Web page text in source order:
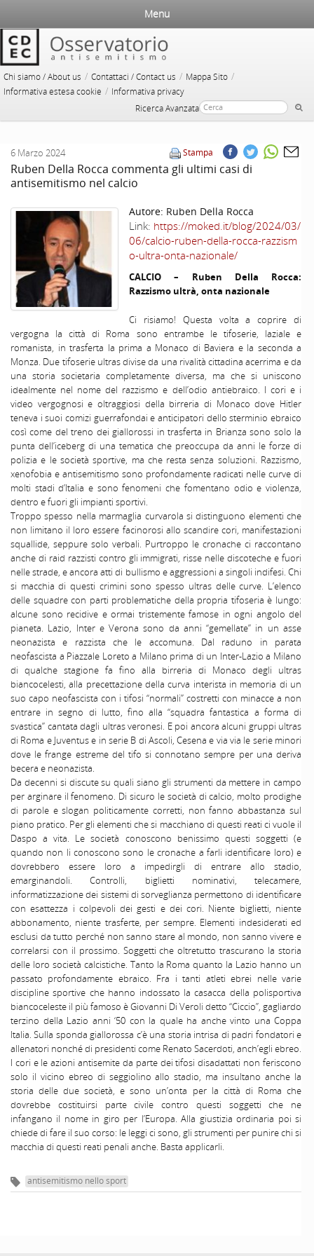
Chi siamo / About us / Contattaci / Contact us / Mappa Sito /
Informativa estesa cookie / Informativa privacy
Ricerca Avanzata
Menu
Stampa
6 Marzo 2024
Ruben Della Rocca commenta gli ultimi casi di
antisemitismo nel calcio
Autore: Ruben Della Rocca
Link: https://moked.it/blog/2024/03/
06/calcio-ruben-della-rocca-razzism
o-ultra-onta-nazionale/
CALCIO – Ruben Della Rocca:
Razzismo ultrà, onta nazionale
Ci risiamo! Questa volta a coprire di
vergogna la città di Roma sono entrambe le tifoserie, laziale e
romanista, in trasferta la prima a Monaco di Baviera e la seconda a
Monza. Due tifoserie ultras divise da una rivalità cittadina acerrima e da
una storia societaria completamente diversa, ma che si uniscono
idealmente nel nome del razzismo e dell’odio antiebraico. I cori e i
video vergognosi e oltraggiosi della birreria di Monaco dove Hitler
teneva i suoi comizi guerrafondai e anticipatori dello sterminio ebraico
così come del treno dei giallorossi in trasferta in Brianza sono solo la
punta dell’iceberg di una tematica che preoccupa da anni le forze di
polizia e le società sportive, ma che resta senza soluzioni. Razzismo,
xenofobia e antisemitismo sono profondamente radicati nelle curve di
molti stadi d’Italia e sono fenomeni che fomentano odio e violenza,
dentro e fuori gli impianti sportivi.
Troppo spesso nella marmaglia curvarola si distinguono elementi che
non limitano il loro essere facinorosi allo scandire cori, manifestazioni
squallide, seppure solo verbali. Purtroppo le cronache ci raccontano
anche di raid razzisti contro gli immigrati, risse nelle discoteche e fuori
nelle strade, e ancora atti di bullismo e aggressioni a singoli indifesi. Chi
si macchia di questi crimini sono spesso ultras delle curve. L’elenco
delle squadre con parti problematiche della propria tifoseria è lungo:
alcune sono recidive e ormai tristemente famose in ogni angolo del
pianeta. Lazio, Inter e Verona sono da anni “gemellate” in un asse
neonazista e razzista che le accomuna. Dal raduno in parata
neofascista a Piazzale Loreto a Milano prima di un Inter-Lazio a Milano
di qualche stagione fa fino alla birreria di Monaco degli ultras
biancocelesti, alla precettazione della curva interista in memoria di un
suo capo neofascista con i tifosi “normali” costretti con minacce a non
entrare in segno di lutto, fino alla “squadra fantastica a forma di
svastica” cantata dagli ultras veronesi. E poi ancora alcuni gruppi ultras
di Roma e Juventus e in serie B di Ascoli, Cesena e via via le serie minori
dove le frange estreme del tifo si connotano sempre per una deriva
becera e neonazista.
Da decenni si discute su quali siano gli strumenti da mettere in campo
per arginare il fenomeno. Di sicuro le società di calcio, molto prodighe
di parole e slogan politicamente corretti, non fanno abbastanza sul
piano pratico. Per gli elementi che si macchiano di questi reati ci vuole il
Daspo a vita. Le società conoscono benissimo questi soggetti (e
quando non li conoscono sono le cronache a farli identificare loro) e
dovrebbero essere loro a impedirgli di entrare allo stadio,
emarginandoli. Controlli, biglietti nominativi, telecamere,
informatizzazione dei sistemi di sorveglianza permettono di identificare
con esattezza i colpevoli dei gesti e dei cori. Niente biglietti, niente
abbonamento, niente trasferte, per sempre. Elementi indesiderati ed
esclusi da tutto perché non sanno stare al mondo, non sanno vivere e
correlarsi con il prossimo. Soggetti che oltretutto trascurano la storia
delle loro società calcistiche. Tanto la Roma quanto la Lazio hanno un
passato profondamente ebraico. Fra i tanti atleti ebrei nelle varie
discipline sportive che hanno indossato la casacca della polisportiva
biancoceleste il più famoso è Giovanni Di Veroli detto “Ciccio”, gagliardo
terzino della Lazio anni ‘50 con la quale ha anche vinto una Coppa
Italia. Sulla sponda giallorossa c’è una storia intrisa di padri fondatori e
allenatori nonché di presidenti come Renato Sacerdoti, anch’egli ebreo.
I cori e le azioni antisemite da parte dei tifosi disadattati non feriscono
solo il vicino ebreo di seggiolino allo stadio, ma insultano anche la
storia delle due società, e sono un’onta per la città di Roma che
dovrebbe costituirsi parte civile contro questi soggetti che ne
infangano il nome in giro per l’Europa. Alla giustizia ordinaria poi si
chiede di fare il suo corso: le leggi ci sono, gli strumenti per punire chi si
macchia di questi reati penali anche. Basta applicarli.
antisemitismo nello sport